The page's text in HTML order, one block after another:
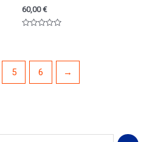
60,00€
5
5 6 →